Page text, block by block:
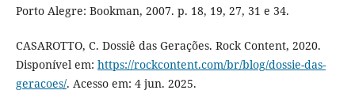
Porto Alegre: Bookman, 2007. p. 18, 19, 27, 31 e 34.
CASAROTTO, C. Dossiê das Gerações. Rock Content, 2020.
Disponível em: https://rockcontent.com/br/blog/dossie-das-
geracoes/. Acesso em: 4 jun. 2025.